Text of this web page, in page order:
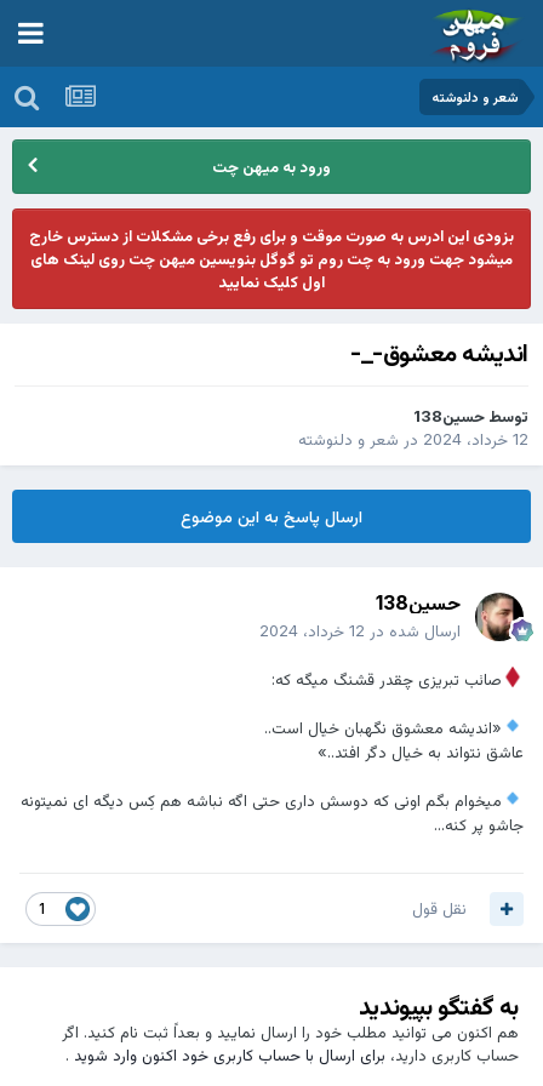
شعر و دلنوشته
ورود به میهن چت
بزودی این ادرس به صورت موقت و برای رفع برخی مشکلات از دسترس خارج
میشود جهت ورود به چت روم تو گوگل بنویسین میهن چت روی لینک های
اول کلیک نمایید
اندیشه معشوق-_-
توسط حسین138
12 خرداد، 2024
در شعر و دلنوشته
ارسال پاسخ به این موضوع
حسین138
ارسال شده در 12 خرداد، 2024
صائب تبریزی چقدر قشنگ میگه که:
«اندیشه معشوق نگهبان خیال است..
عاشق نتواند به خیال دگر افتد..»
میخوام بگم اونی که دوسش داری حتی اگه نباشه هم کِس دیگه ای نمیتونه
جاشو پر کنه...
نقل قول
به گفتگو بپیوندید
هم اکنون می توانید مطلب خود را ارسال نمایید و بعداً ثبت نام کنید. اگر
حساب کاربری دارید، برای ارسال با حساب کاربری خود اکنون وارد شوید.